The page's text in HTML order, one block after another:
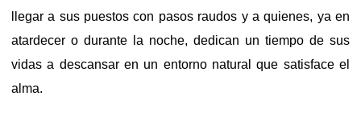
llegar a sus puestos con pasos raudos y a quienes, ya en
atardecer o durante la noche, dedican un tiempo de sus
vidas a descansar en un entorno natural que satisface el
alma.